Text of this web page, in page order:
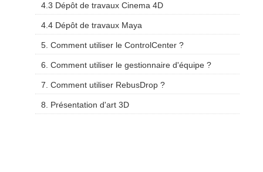
4.3 Dépôt de travaux Cinema 4D
4.4 Dépôt de travaux Maya
5. Comment utiliser le ControlCenter ?
6. Comment utiliser le gestionnaire d'équipe ?
7. Comment utiliser RebusDrop ?
8. Présentation d'art 3D